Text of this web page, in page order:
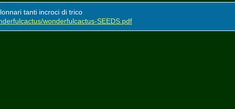
tanti incroci di trico
wonderfulcactus-SEEDS.pdf